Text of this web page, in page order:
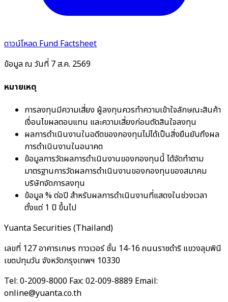
ดาวน์โหลด Fund Factsheet
ข้อมูล ณ วันที่ 7 ส.ค. 2569
หมายเหตุ
การลงทุนมีความเสี่ยง ผู้ลงทุนควรทำความเข้าใจลักษณะสินค้า
เงื่อนไขผลตอบแทน และความเสี่ยงก่อนตัดสินใจลงทุน
ผลการดำเนินงานในอดีตของกองทุนไม่ได้เป็นสิ่งยืนยันถึงผล
การดำเนินงานในอนาคต
ข้อมูลการวัดผลการดำเนินงานของกองทุนนี้ ได้จัดทำตาม
มาตรฐานการวัดผลการดำเนินงานของกองทุนของสมาคม
บริษัทจัดการลงทุน
ข้อมูล % ต่อปี สำหรับผลการดำเนินงานที่แสดงในช่วงเวลา
ตั้งแต่ 1 ปี ขึ้นไป
Yuanta Securities (Thailand)
เลขที่ 127 อาคารเกษร ทาวเวอร์ ชั้น 14-16 ถนนราชดำริ แขวงลุมพินี
เขตปทุมวัน จังหวัดกรุงเทพฯ 10330
Tel: 0-2009-8000 Fax: 02-009-8889 Email:
online@yuanta.co.th